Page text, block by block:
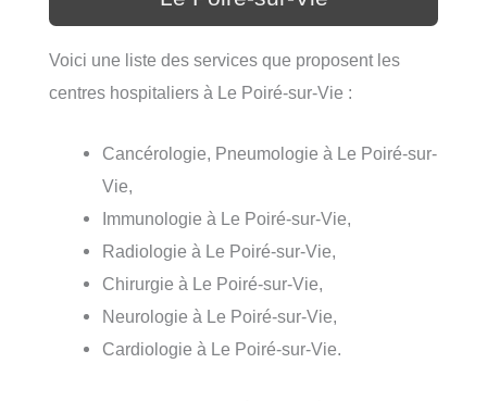
Voici une liste des services que proposent les
centres hospitaliers à Le Poiré-sur-Vie :
Cancérologie, Pneumologie à Le Poiré-sur-
Vie,
Immunologie à Le Poiré-sur-Vie,
Radiologie à Le Poiré-sur-Vie,
Chirurgie à Le Poiré-sur-Vie,
Neurologie à Le Poiré-sur-Vie,
Cardiologie à Le Poiré-sur-Vie.